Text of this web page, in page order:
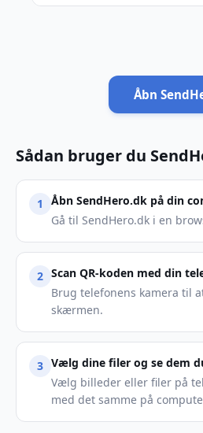
Åbn
Sådan bruger du
1
Åbn SendHero.dk på din
Gå til SendHero.dk i en
2 Scan QR-koden med din
Brug telefonens kamera til
skærmen.
3 Vælg dine filer og se dem
Vælg billeder eller filer på
med det samme på